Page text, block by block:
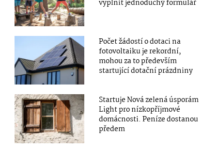
vyplnit jednoduchý formulář
Počet žádostí o dotaci na
fotovoltaiku je rekordní,
mohou za to především
startující dotační prázdniny
Startuje Nová zelená úsporám
Light pro nízkopříjmové
domácnosti. Peníze dostanou
předem